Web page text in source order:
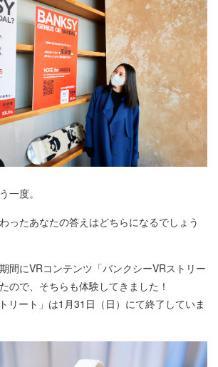
一度。
ったあなたの答えはどちらになるでしょう
間にVRコンテンツ「バンクシーVRストリー
ので、そちらも体験してきました！
リート」は1月31日（日）にて終了していま